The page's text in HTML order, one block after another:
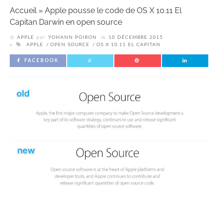
Accueil» Apple pousse le code de OS X 10.11 El
Capitan Darwin en open source
APPLE par YOHANN POIRON le
10 DÉCEMBRE 2015
APPLE
OPEN SOURCE OS X 10.11 EL CAPITAN
FACEBOOK